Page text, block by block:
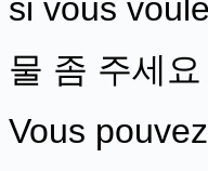
si vous
물 좀 주세
Vous